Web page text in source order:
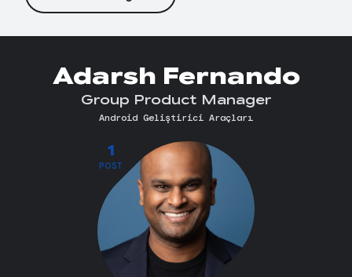
1
POST
Adarsh Fernando
Group Product Manager
Android Geliştirici Araçları